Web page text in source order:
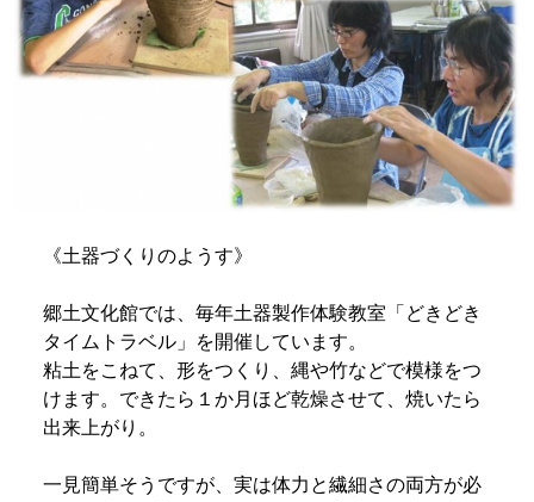
《土器づくりのようす》
郷土文化館では、毎年土器製作体験教室「どきどき
タイムトラベル」を開催しています。
粘土をこねて、形をつくり、縄や竹などで模様をつ
けます。できたら１か月ほど乾燥させて、焼いたら
出来上がり。
一見簡単そうですが、実は体力と繊細さの両方が必